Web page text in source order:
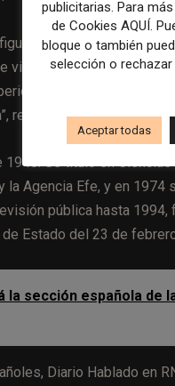
de Prego en una
en un periodismo
es otro de ellos.
recordó.
Se tituló en
la Agencia Efe, y en
pública hasta
Estado del 23 de
la sección española de
Diario Hablado en
publicitarias. Para
de Cookies AQUÍ.
bloque o también
selección o rechazar
Aceptar todas